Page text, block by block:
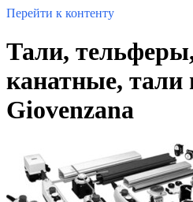
Перейти к контенту
Тали,
канатные, тали
Giovenzana